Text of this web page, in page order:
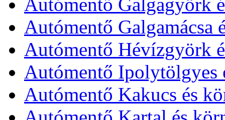
Autómentő Galgagyörk
Autómentő Galgamácsa
Autómentő Hévízgyörk
Autómentő Ipolytölgyes
Autómentő Kakucs és